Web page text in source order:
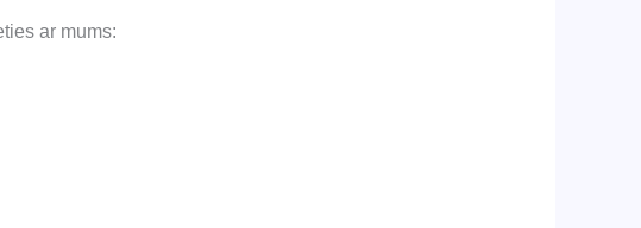
ar mums: